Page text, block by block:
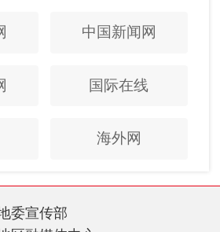
中国新闻网
国际在线
海外网
委宣传部